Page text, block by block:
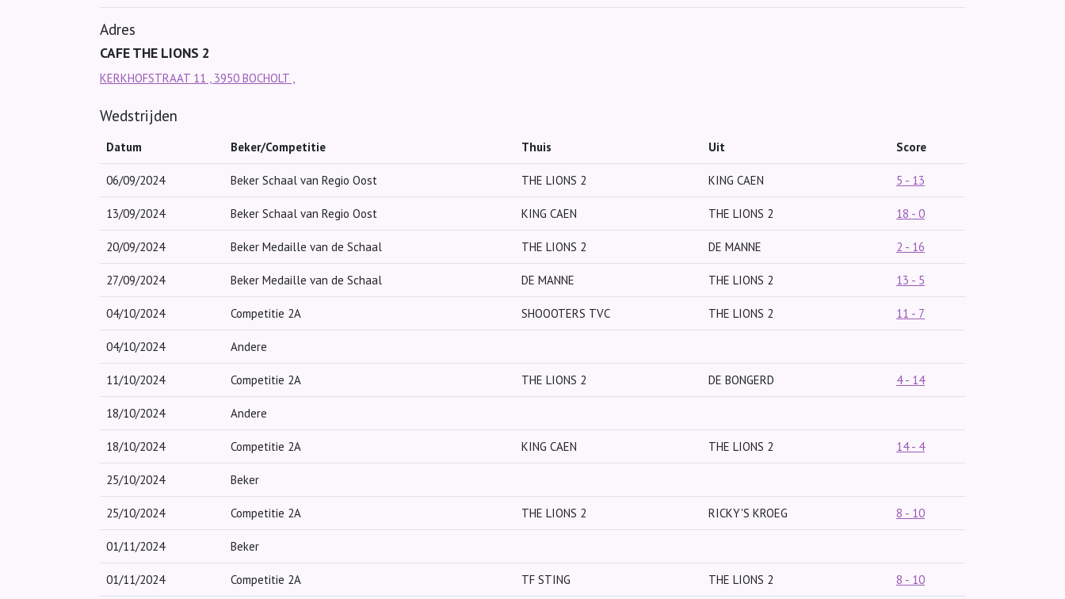
Adres
CAFE THE LIONS 2
KERKHOFSTRAAT 11 , 3950 BOCHOLT ,
Wedstrijden
Datum Beker/Competitie Thuis Uit Score
06/09/2024 Beker Schaal van Regio Oost THE LIONS 2 KING CAEN 5 - 13
13/09/2024 Beker Schaal van Regio Oost KING CAEN THE LIONS 2 18 - 0
20/09/2024 Beker Medaille van de Schaal THE LIONS 2 DE MANNE 2 - 16
27/09/2024 Beker Medaille van de Schaal DE MANNE THE LIONS 2 13 - 5
04/10/2024 Competitie 2A SHOOOTERS TVC THE LIONS 2 11 - 7
04/10/2024 Andere
11/10/2024 Competitie 2A THE LIONS 2 DE BONGERD 4 - 14
18/10/2024 Andere
18/10/2024 Competitie 2A KING CAEN THE LIONS 2 14 - 4
25/10/2024 Beker
25/10/2024 Competitie 2A THE LIONS 2 RICKY'S KROEG 8 - 10
01/11/2024 Beker
01/11/2024 Competitie 2A TF STING THE LIONS 2 8 - 10